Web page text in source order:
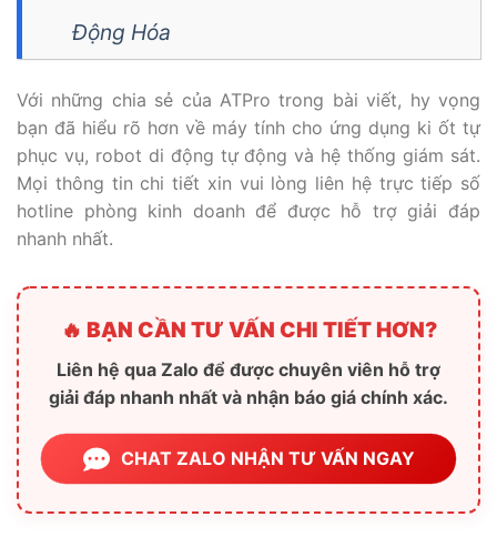
Động Hóa
Với những chia sẻ của ATPro trong bài viết, hy vọng
bạn đã hiểu rõ hơn về máy tính cho ứng dụng ki ốt tự
phục vụ, robot di động tự động và hệ thống giám sát.
Mọi thông tin chi tiết xin vui lòng liên hệ trực tiếp số
hotline phòng kinh doanh để được hỗ trợ giải đáp
nhanh nhất.
🔥 BẠN CẦN TƯ VẤN CHI TIẾT HƠN?
Liên hệ qua Zalo để được chuyên viên hỗ trợ
giải đáp nhanh nhất và nhận báo giá chính xác.
CHAT ZALO NHẬN TƯ VẤN NGAY